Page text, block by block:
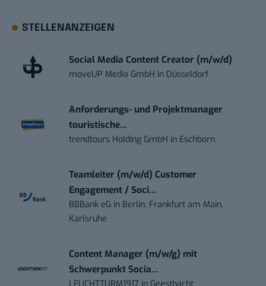
STELLENANZEIGEN
Social Media Content Creator (m/w/d)
moveUP Media GmbH in Düsseldorf
Anforderungs- und Projektmanager
touristische...
trendtours Holding GmbH in Eschborn
Teamleiter (m/w/d) Customer
Engagement / Soci...
BBBank eG in Berlin, Frankfurt am Main,
Karlsruhe
Content Manager (m/w/g) mit
Schwerpunkt Socia...